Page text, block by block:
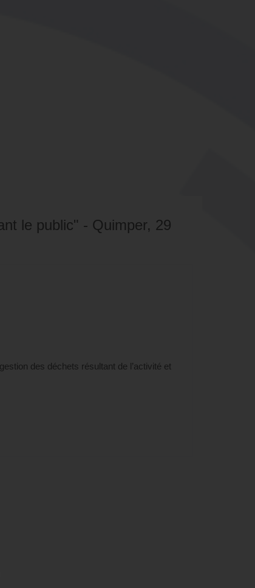
le public" - Quimper, 29
des déchets résultant de l’activité et